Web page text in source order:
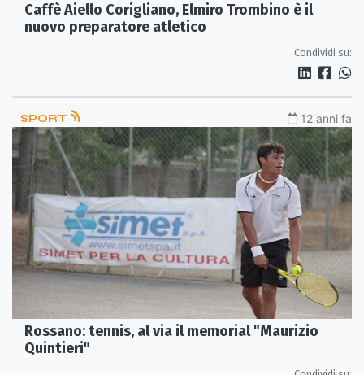
Caffè Aiello Corigliano, Elmiro Trombino è il
nuovo preparatore atletico
Condividi su:
SPORT 12 anni fa
Rossano: tennis, al via il memorial "Maurizio
Quintieri"